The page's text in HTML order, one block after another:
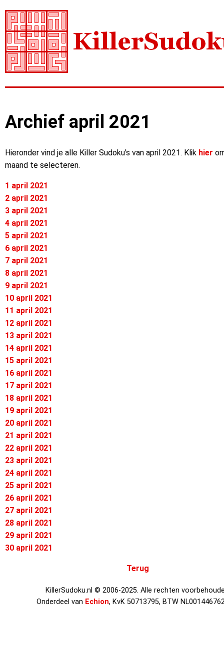
Archief april 2021
Hieronder vind je alle Killer Sudoku's van april 2021. Klik hier
maand te selecteren.
1 april 2021
2 april 2021
3 april 2021
4 april 2021
5 april 2021
6 april 2021
7 april 2021
8 april 2021
9 april 2021
10 april 2021
11 april 2021
12 april 2021
13 april 2021
14 april 2021
15 april 2021
16 april 2021
17 april 2021
18 april 2021
19 april 2021
20 april 2021
21 april 2021
22 april 2021
23 april 2021
24 april 2021
25 april 2021
26 april 2021
27 april 2021
28 april 2021
29 april 2021
30 april 2021
Terug
KillerSudoku.nl © 2006-2025. Alle rechten
Onderdeel van Echion, KvK 50713795, BTW